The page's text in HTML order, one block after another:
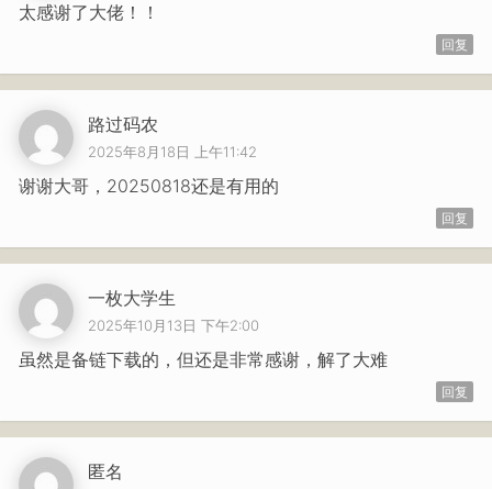
太感谢了大佬！！
回复
路过码农
2025年8月18日 上午11:42
谢谢大哥，20250818还是有用的
回复
一枚大学生
2025年10月13日 下午2:00
虽然是备链下载的，但还是非常感谢，解了大难
回复
匿名